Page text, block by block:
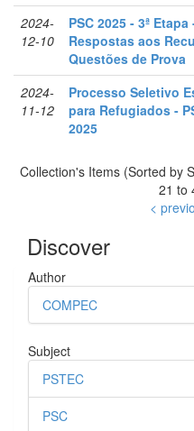
2024-
12-10
PSC 2025 - 3ª Etapa
Respostas aos
Questões de Prova
2024-
11-12
Processo Seletivo
para Refugiados -
2025
Collection's Items (Sorted by
21 to
<
Discover
Author
COMPEC
Subject
PSTEC
PSC